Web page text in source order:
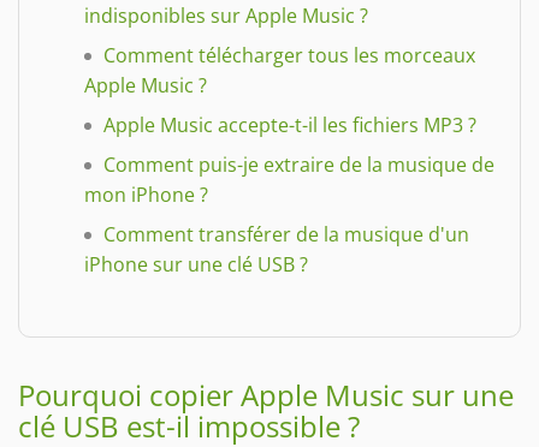
indisponibles sur Apple Music ?
Comment télécharger tous les morceaux
Apple Music ?
Apple Music accepte-t-il les fichiers MP3 ?
Comment puis-je extraire de la musique de
mon iPhone ?
Comment transférer de la musique d'un
iPhone sur une clé USB ?
Pourquoi copier Apple Music sur une
clé USB est-il impossible ?